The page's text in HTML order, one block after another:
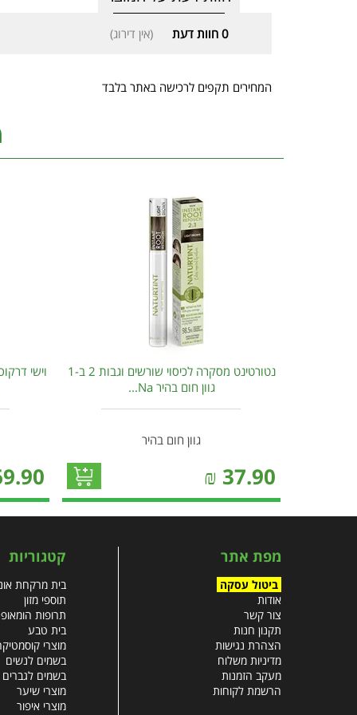
0 חוות דעת (אין דירוג)
המחירים תקפים לרכישה באתר בלבד
נטורטינט מסקרה לכיסוי שורשים וגבות 2 ב-1
גוון חום בהיר Na...
גוון חום בהיר
37.90
₪
וישי
מפת אתר
ביטול עסקה
אודות
צור קשר
תקנון חנות
הצהרת נגישות
מדיניות משלוח
מעקב הזמנות
הרשמת לקוחות
קטגוריות
בית מרקחת
תוספי מזון
תרופות
בית טבע
מוצרי
בשמים לנשים
בשמים לגברים
מוצרי שיער
מוצרי איפור